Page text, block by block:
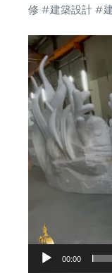
修 #建築設計#
視
訊
播
放
器
00:00